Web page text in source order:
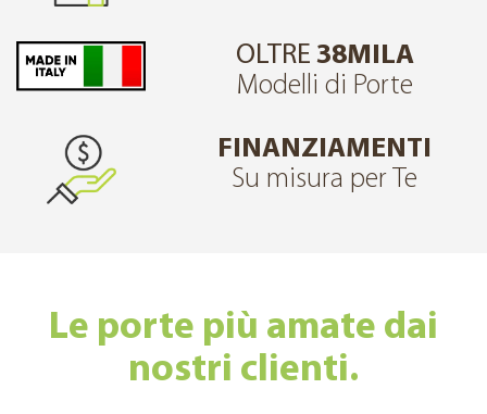
OLTRE 38MILA
Modelli di Porte
FINANZIAMENTI
Su misura per Te
Le porte più amate dai
nostri clienti.